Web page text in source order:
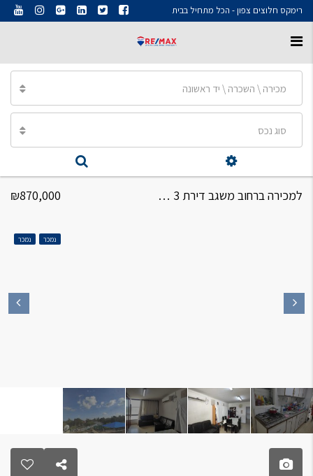
רימקס חלוצים צפון - הכל מתחיל בבית
מכירה \ השכרה \ יד ראשונה
סוג נכס
למכירה ברחוב משגב דירת 3 חדרים ₪870,000
נמכר נמכר